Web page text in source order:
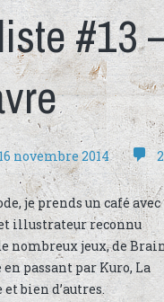
#13
novembre 2014
je prends un café avec
illustrateur reconnu
nombreux jeux, de
passant par Kuro, La
bien d’autres.